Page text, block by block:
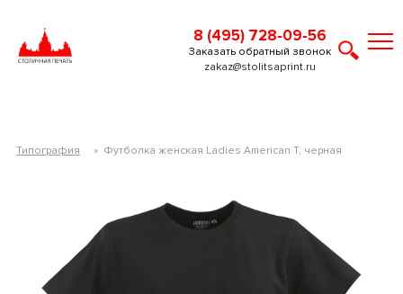
8 (495) 728-09-56
zakaz@stolitsaprint.ru
Заказать обратный звонок
Типография » Футболка женская Ladies American T, черная